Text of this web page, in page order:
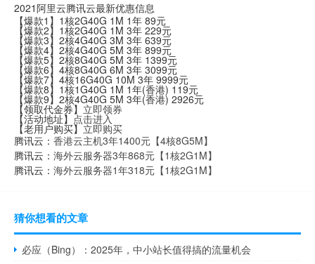
2021阿里云腾讯云最新优惠信息
【爆款1】1核2G40G 1M 1年 89元
【爆款2】1核2G40G 1M 3年 229元
【爆款3】2核4G40G 3M 3年 639元
【爆款4】2核4G40G 5M 3年 899元
【爆款5】2核8G40G 5M 3年 1399元
【爆款6】4核8G40G 6M 3年 3099元
【爆款7】4核16G40G 10M 3年 9999元
【爆款8】1核1G40G 1M 1年(香港) 119元
【爆款9】2核4G40G 5M 3年(香港) 2926元
【领取代金券】 立即领券
【活动地址】 点击进入
【老用户购买】立即购买
腾讯云： 香港云主机3年1400元【4核8G5M】
腾讯云： 海外云服务器3年868元【1核2G1M】
腾讯云： 海外云服务器1年318元【1核2G1M】
猜你想看的文章
必应（Bing）：2025年，中小站长值得搞的流量机会